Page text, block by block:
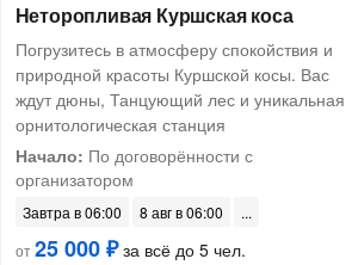
Неторопливая Куршская коса
Погрузитесь в атмосферу спокойствия и
природной красоты Куршской косы. Вас
ждут дюны, Танцующий лес и уникальная
орнитологическая станция
Начало: По договорённости с
организатором
Завтра в 06:00
8 авг в 06:00
от25 000 ₽за всё до 5 чел.